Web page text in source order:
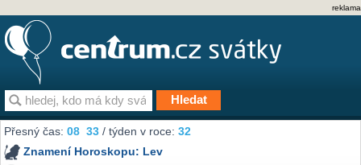
reklama
Přesný čas:08 33 / týden v roce:32
Znamení Horoskopu: Lev